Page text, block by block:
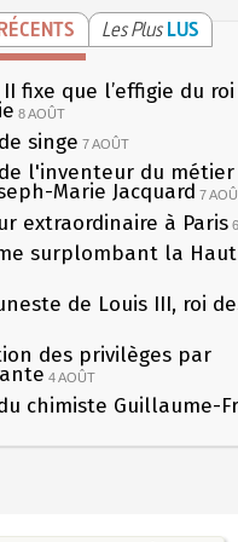
Les Plus LUS
fixe que l’effigie du
8 AOÛT
singe 7 AOÛT
l'inventeur du
Marie Jacquard 7
extraordinaire à Paris
surplombant la
de Louis III, roi
des privilèges par
4 AOÛT
chimiste Guillaume-
: réouverture